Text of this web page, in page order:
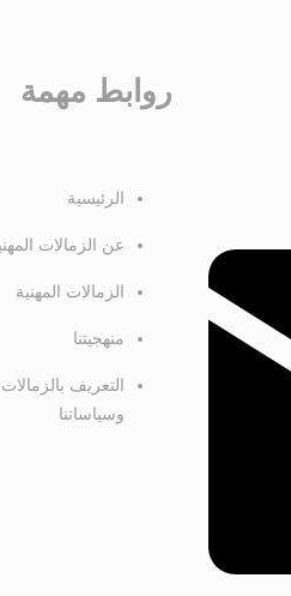
روابط مهمة
الرئيسية
عن الزمالات
الزمالات المهنية
منهجيتنا
التعريف بالزمالات
وسياساتنا